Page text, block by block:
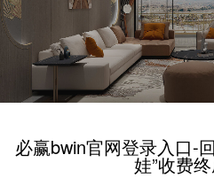
必赢bwin官网登录入口-
娃”收费